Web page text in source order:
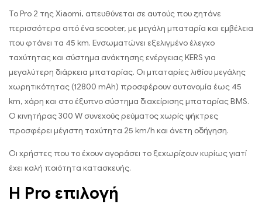
Το Pro 2 της Xiaomi, απευθύνεται σε αυτούς που ζητάνε
περισσότερα από ένα scooter, με μεγάλη μπαταρία και εμβέλεια
που φτάνει τα 45 km. Ενσωματώνει εξελιγμένο έλεγχο
ταχύτητας και σύστημα ανάκτησης ενέργειας KERS για
μεγαλύτερη διάρκεια μπαταρίας. Οι μπαταρίες λιθίου μεγάλης
χωρητικότητας (12800 mAh) προσφέρουν αυτονομία έως 45
km, χάρη και στο έξυπνο σύστημα διαχείρισης μπαταρίας BMS.
Ο κινητήρας 300 W συνεχούς ρεύματος χωρίς ψήκτρες
προσφέρει μέγιστη ταχύτητα 25 km/h και άνετη οδήγηση.
Οι χρήστες που το έχουν αγοράσει το ξεχωρίζουν κυρίως γιατί
έχει καλή ποιότητα κατασκευής.
Η Pro επιλογή